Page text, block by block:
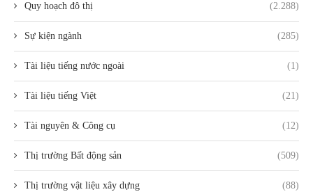
Quy hoạch đô thị (2.288)
Sự kiện ngành (285)
Tài liệu tiếng nước ngoài (1)
Tài liệu tiếng Việt (21)
Tài nguyên & Công cụ (12)
Thị trường Bất động sản (509)
Thị trường vật liệu xây dựng (88)